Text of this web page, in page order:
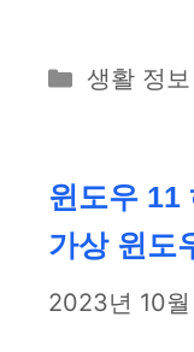
카
리
생활 정보
윈도우 11
가상 윈도
2023년 10